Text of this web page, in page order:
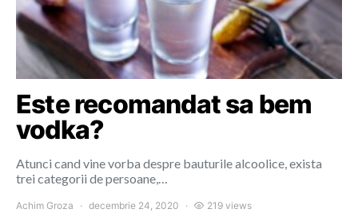
Este recomandat sa bem
vodka?
Atunci cand vine vorba despre bauturile alcoolice, exista
trei categorii de persoane,…
Achim Groza decembrie 24, 2020 219 views